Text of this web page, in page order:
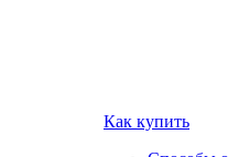
Как купить